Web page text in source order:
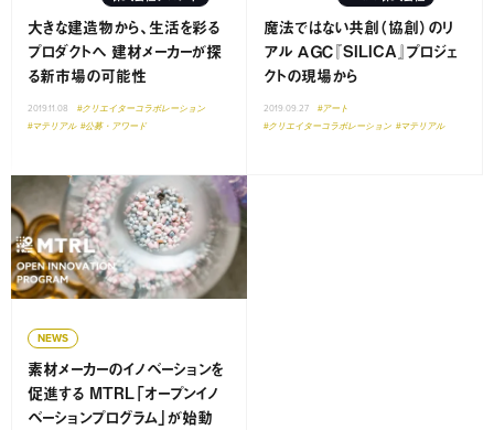
大きな建造物から、生活を彩る
プロダクトへ 建材メーカーが探
る新市場の可能性
2019.11.08
#クリエイターコラボレーション
#マテリアル #公募・アワード
魔法ではない共創（協創）のリ
アル ＡＧＣ『SILICA』プロジェ
クトの現場から
2019.09.27
#アート
#クリエイターコラボレーション #マテリアル
NEWS
素材メーカーのイノベーションを
促進する MTRL「オープンイノ
ベーションプログラム」が始動